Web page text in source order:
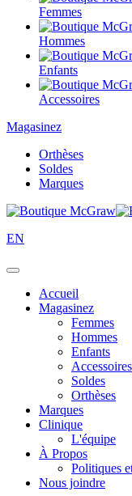
Femmes
Hommes
Enfants
Accessoires
Magasinez
Orthèses
Soldes
Marques
EN
Accueil
Magasinez
Femmes
Hommes
Enfants
Accessoires
Soldes
Orthèses
Marques
Clinique
L'équipe
À Propos
Politiques
Nous joindre